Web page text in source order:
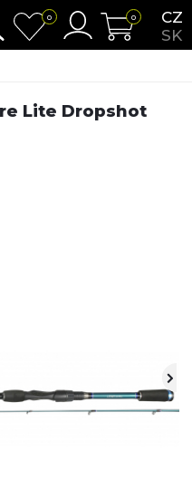
CZ
SK
0 0
Lite Dropshot